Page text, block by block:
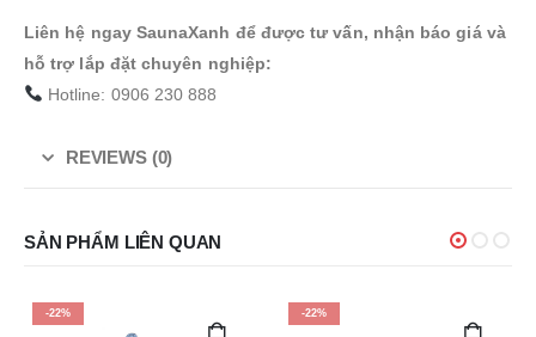
Liên hệ ngay SaunaXanh để được tư vấn, nhận báo giá và
hỗ trợ lắp đặt chuyên nghiệp:
Hotline: 0906 230 888
REVIEWS (0)
SẢN PHẨM LIÊN QUAN
-22% -21%